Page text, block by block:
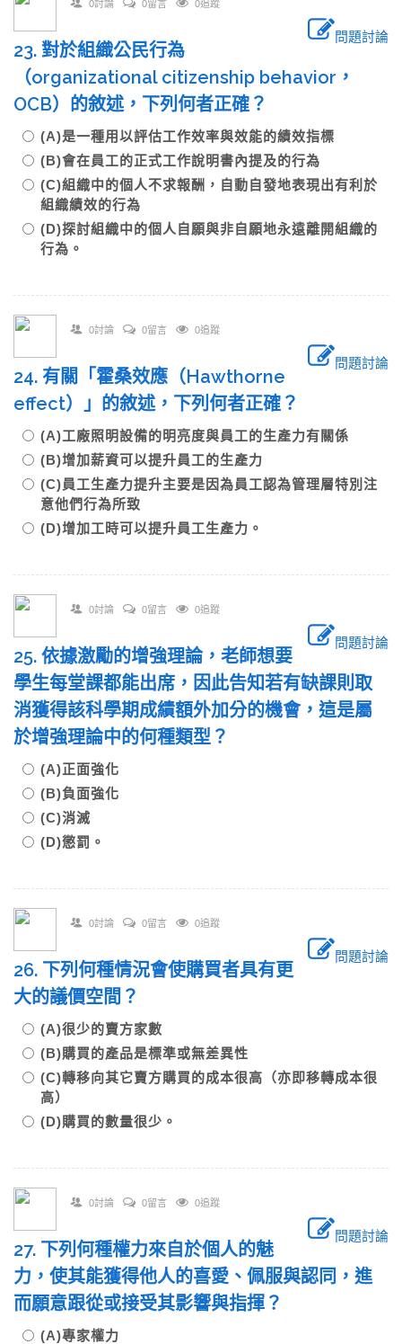
0討論 0留言 0追蹤
問題討論
23. 對於組織公民行為
（organizational citizenship behavior，
OCB）的敘述，下列何者正確？
(A)是一種用以評估工作效率與效能的績效指標
(B)會在員工的正式工作說明書內提及的行為
(C)組織中的個人不求報酬，自動自發地表現出有利於
組織績效的行為
(D)探討組織中的個人自願與非自願地永遠離開組織的
行為。
0討論 0留言 0追蹤
問題討論
24. 有關「霍桑效應（Hawthorne
effect）」的敘述，下列何者正確？
(A)工廠照明設備的明亮度與員工的生產力有關係
(B)增加薪資可以提升員工的生產力
(C)員工生產力提升主要是因為員工認為管理層特別注
意他們行為所致
(D)增加工時可以提升員工生產力。
0討論 0留言 0追蹤
問題討論
25. 依據激勵的增強理論，老師想要
學生每堂課都能出席，因此告知若有缺課則取
消獲得該科學期成績額外加分的機會，這是屬
於增強理論中的何種類型？
(A)正面強化
(B)負面強化
(C)消滅
(D)懲罰。
0討論 0留言 0追蹤
問題討論
26. 下列何種情況會使購買者具有更
大的議價空間？
(A)很少的賣方家數
(B)購買的產品是標準或無差異性
(C)轉移向其它賣方購買的成本很高（亦即移轉成本很
高）
(D)購買的數量很少。
0討論 0留言 0追蹤
問題討論
27. 下列何種權力來自於個人的魅
力，使其能獲得他人的喜愛、佩服與認同，進
而願意跟從或接受其影響與指揮？
(A)專家權力